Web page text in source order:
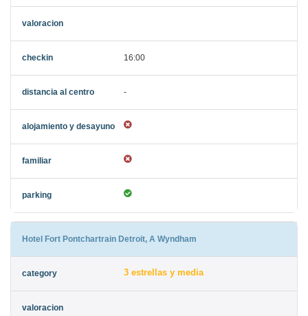
16:00
-
Hotel Fort Pontchartrain Detroit, A Wyndham
3 estrellas y media